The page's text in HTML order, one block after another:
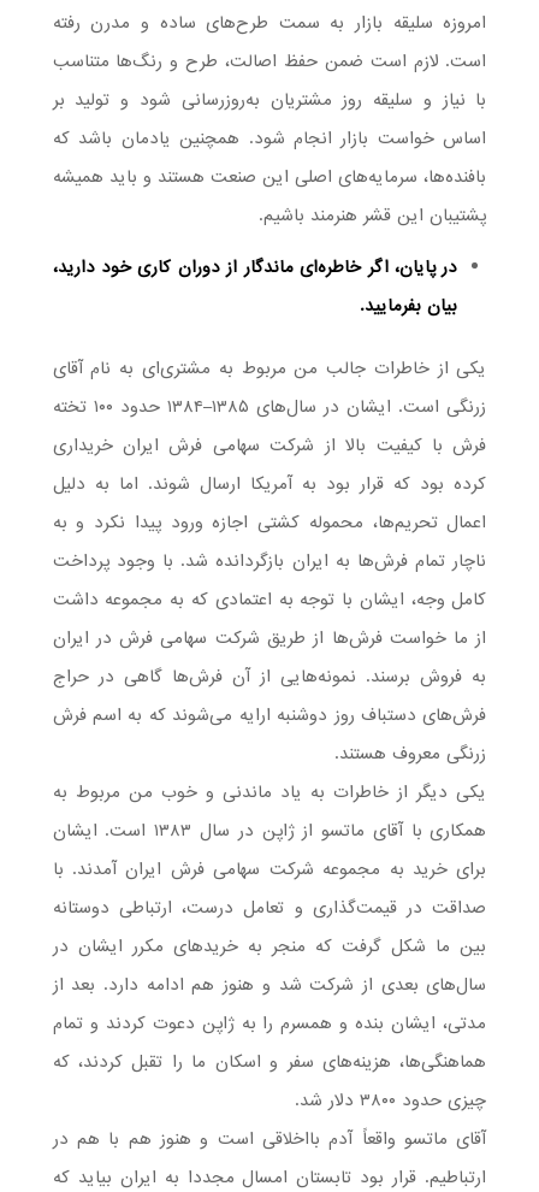
امروزه سلیقه بازار به سمت طرح‌های ساده و مدرن رفته
است. لازم است ضمن حفظ اصالت، طرح و رنگ‌ها متناسب
با نیاز و سلیقه روز مشتریان به‌روزرسانی شود و تولید بر
اساس خواست بازار انجام شود. همچنین یادمان باشد که
بافنده‌ها، سرمایه‌های اصلی این صنعت هستند و باید همیشه
پشتیبان این قشر هنرمند باشیم.
در پایان، اگر خاطره‌ای ماندگار از دوران کاری خود دارید،
بیان بفرمایید.
یکی از خاطرات جالب من مربوط به مشتری‌ای به نام آقای
زرنگی است. ایشان در سال‌های ۱۳۸۵–۱۳۸۴ حدود ۱۰۰ تخته
فرش با کیفیت بالا از شرکت سهامی فرش ایران خریداری
کرده بود که قرار بود به آمریکا ارسال شوند. اما به دلیل
اعمال تحریم‌ها، محموله کشتی اجازه ورود پیدا نکرد و به
ناچار تمام فرش‌ها به ایران بازگردانده شد. با وجود پرداخت
کامل وجه، ایشان با توجه به اعتمادی که به مجموعه داشت
از ما خواست فرش‌ها از طریق شرکت سهامی فرش در ایران
به فروش برسند. نمونه‌هایی از آن فرش‌ها گاهی در حراج
فرش‌های دستباف روز دوشنبه ارایه می‌شوند که به اسم فرش
زرنگی معروف هستند.
یکی دیگر از خاطرات به یاد ماندنی و خوب من مربوط به
همکاری با آقای ماتسو از ژاپن در سال ۱۳۸۳ است. ایشان
برای خرید به مجموعه شرکت سهامی فرش ایران آمدند. با
صداقت در قیمت‌گذاری و تعامل درست، ارتباطی دوستانه
بین ما شکل گرفت که منجر به خریدهای مکرر ایشان در
سال‌های بعدی از شرکت شد و هنوز هم ادامه دارد. بعد از
مدتی، ایشان بنده و همسرم را به ژاپن دعوت کردند و تمام
هماهنگی‌ها، هزینه‌های سفر و اسکان ما را تقبل کردند، که
چیزی حدود ۳۸۰۰ دلار شد.
آقای ماتسو واقعاً آدم بااخلاقی است و هنوز هم با هم در
ارتباطیم. قرار بود تابستان امسال مجددا به ایران بیاید که